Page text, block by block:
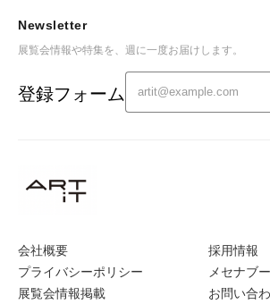
会社概要
プライバシーポリシー
展覧会情報掲載
採用情報
メセナブ
お問い合
Newsletter
展覧会情報や特集を、週に一度お届けします。
登録フォーム